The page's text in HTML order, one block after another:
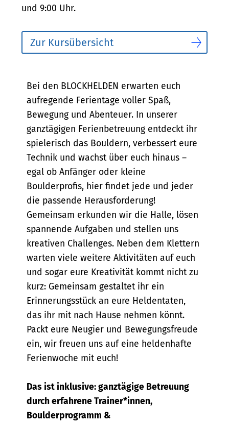
und 9:00 Uhr.
Zur Kursübersicht
Bescheibung
Bei den BLOCKHELDEN erwarten euch
aufregende Ferientage voller Spaß,
Bewegung und Abenteuer. In unserer
ganztägigen Ferienbetreuung entdeckt ihr
spielerisch das Bouldern, verbessert eure
Technik und wachst über euch hinaus –
egal ob Anfänger oder kleine
Boulderprofis, hier findet jede und jeder
die passende Herausforderung!
Gemeinsam erkunden wir die Halle, lösen
spannende Aufgaben und stellen uns
kreativen Challenges. Neben dem Klettern
warten viele weitere Aktivitäten auf euch
und sogar eure Kreativität kommt nicht zu
kurz: Gemeinsam gestaltet ihr ein
Erinnerungsstück an eure Heldentaten,
das ihr mit nach Hause nehmen könnt.
Packt eure Neugier und Bewegungsfreude
ein, wir freuen uns auf eine heldenhafte
Ferienwoche mit euch!
Das ist inklusive: ganztägige Betreuung
durch erfahrene Trainer*innen,
Boulderprogramm &